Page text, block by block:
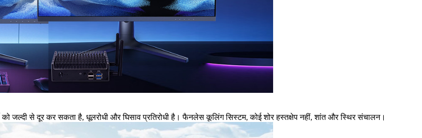
को जल्दी से दूर कर सकता है, धूलरोधी और घिसाव प्रतिरोधी है। फैनलेस कूलिंग सिस्टम, कोई शोर हस्तक्षेप नहीं, शांत और स्थिर संचालन।